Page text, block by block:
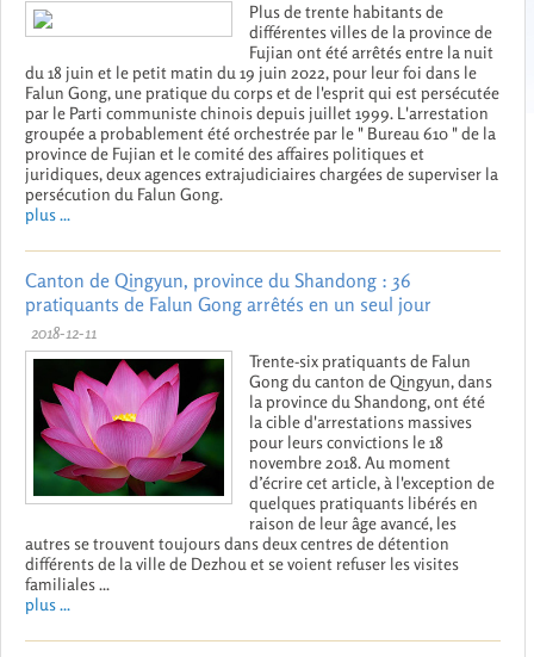
Plus de trente habitants de
différentes villes de la province de
Fujian ont été arrêtés entre la nuit
du 18 juin et le petit matin du 19 juin 2022, pour leur foi dans le
Falun Gong, une pratique du corps et de l'esprit qui est persécutée
par le Parti communiste chinois depuis juillet 1999. L'arrestation
groupée a probablement été orchestrée par le " Bureau 610 " de la
province de Fujian et le comité des affaires politiques et
juridiques, deux agences extrajudiciaires chargées de superviser la
persécution du Falun Gong.
plus ...
Canton de Qingyun, province du Shandong : 36
pratiquants de Falun Gong arrêtés en un seul jour
2018-12-11
Trente-six pratiquants de Falun
Gong du canton de Qingyun, dans
la province du Shandong, ont été
la cible d'arrestations massives
pour leurs convictions le 18
novembre 2018. Au moment
d’écrire cet article, à l'exception de
quelques pratiquants libérés en
raison de leur âge avancé, les
autres se trouvent toujours dans deux centres de détention
différents de la ville de Dezhou et se voient refuser les visites
familiales ...
plus ...